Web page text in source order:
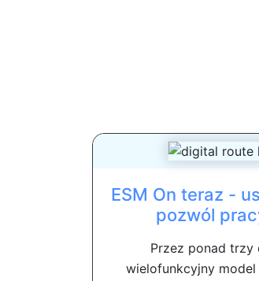
ESM On teraz -
pozwól
Przez ponad trzy
wielofunkcyjny